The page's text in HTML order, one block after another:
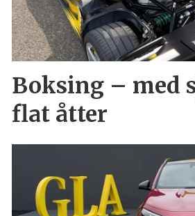
Boksing – med
flat åtter